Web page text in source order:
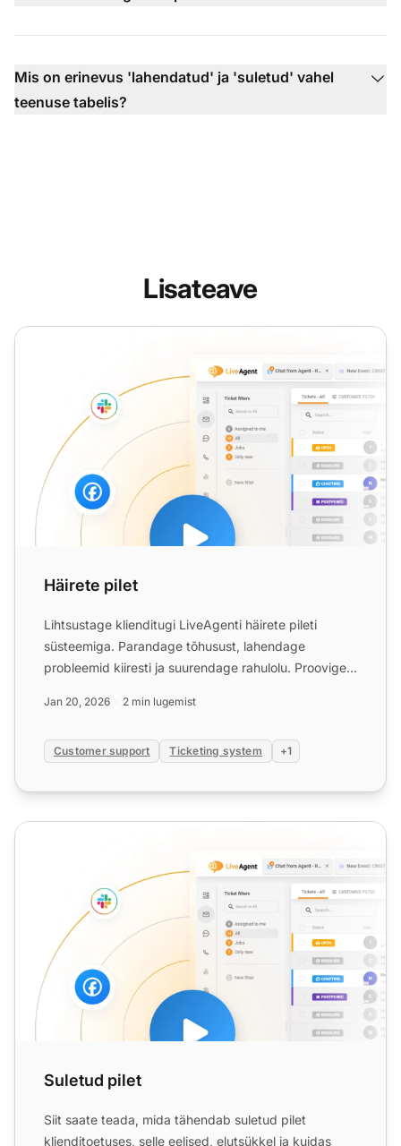
Mis on erinevus 'lahendatud' ja 'suletud' vahel
teenuse tabelis?
Lisateave
Häirete pilet
Häirete pilet
Lihtsustage klienditugi LiveAgenti häirete pileti
süsteemiga. Parandage tõhusust, lahendage
probleemid kiiresti ja suurendage rahulolu. Proovige
Jan 20, 2026 2 min lugemist
Customer support Ticketing system +1
Suletud pilet
Suletud pilet
Siit saate teada, mida tähendab suletud pilet
klienditoetuses, selle eelised, elutsükkel ja kuidas